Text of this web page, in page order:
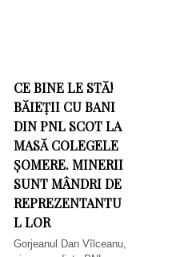
CE BINE LE STĂ!
BĂIEȚII CU BANI
DIN PNL SCOT LA
MASĂ COLEGELE
ȘOMERE. MINERII
SUNT MÂNDRI DE
REPREZENTANTU
L LOR
Gorjeanul Dan Vîlceanu,